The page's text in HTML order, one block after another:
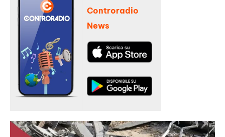
Controradio
News